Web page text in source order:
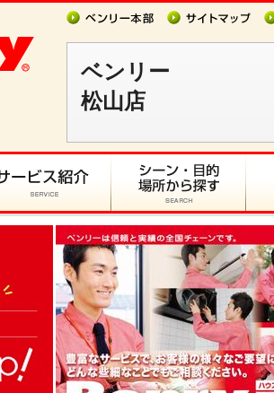
ベンリー
松山店